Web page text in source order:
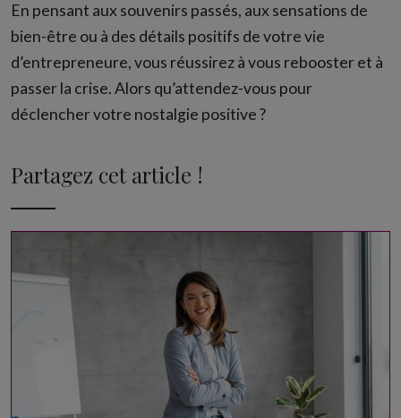
En pensant aux souvenirs passés, aux sensations de
bien-être ou à des détails positifs de votre vie
d’entrepreneure, vous réussirez à vous rebooster et à
passer la crise. Alors qu’attendez-vous pour
déclencher votre nostalgie positive ?
Partagez cet article !